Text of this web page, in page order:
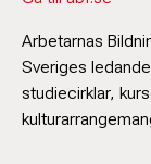
Arbetarnas
Sveriges
studiecirklar,